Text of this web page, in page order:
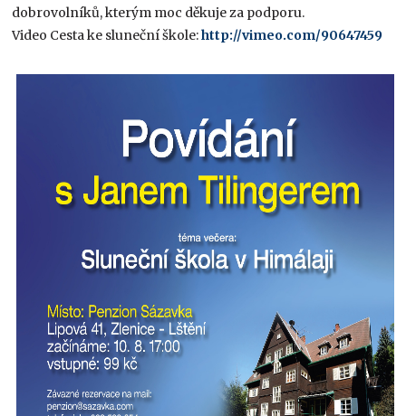
dobrovolníků, kterým moc děkuje za podporu.
Video Cesta ke sluneční škole:http://vimeo.com/90647459